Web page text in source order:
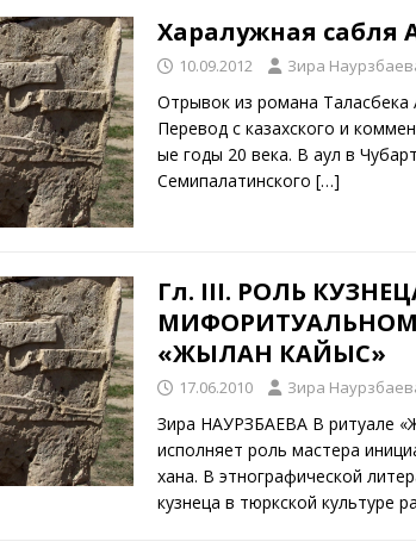
Харалужная сабля
10.09.2012 Зира
Отрывок из романа Таласбека
Перевод с казахского и
ые годы 20 века. В аул в
Семипалатинского […]
Гл. III. РОЛЬ
«ЖЫЛАН КАЙЫС»
17.06.2010 Зира
Зира НАУРЗБАЕВА В ритуале
исполняет роль мастера
хана. В этнографической
кузнеца в тюркской культуре